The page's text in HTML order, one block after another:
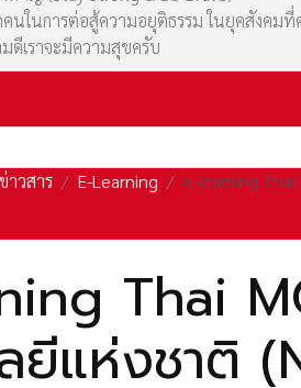
คนในการต่อสู้ความอยุติธรรม ในยุคสังค
ดีเราจะมีความสุขครับ
ข่าวสาร E-Learning e-learning
Thai
ยีแห่งชาติ